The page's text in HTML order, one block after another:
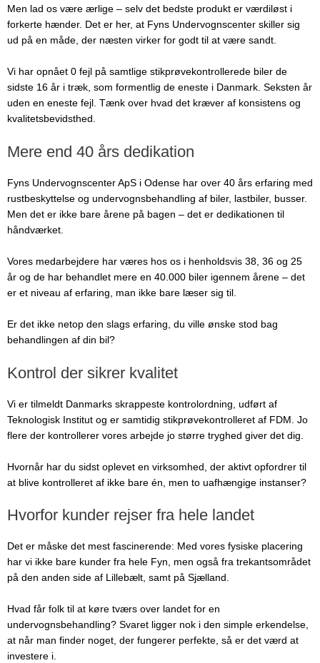
Men lad os være ærlige – selv det bedste produkt er værdiløst i
forkerte hænder. Det er her, at Fyns Undervognscenter skiller sig
ud på en måde, der næsten virker for godt til at være sandt.
Vi har opnået 0 fejl på samtlige stikprøvekontrollerede biler de
sidste 16 år i træk, som formentlig de eneste i Danmark. Seksten år
uden en eneste fejl. Tænk over hvad det kræver af konsistens og
kvalitetsbevidsthed.
Mere end 40 års dedikation
Fyns Undervognscenter ApS i Odense har over 40 års erfaring med
rustbeskyttelse og undervognsbehandling af biler, lastbiler, busser.
Men det er ikke bare årene på bagen – det er dedikationen til
håndværket.
Vores medarbejdere har væres hos os i henholdsvis 38, 36 og 25
år og de har behandlet mere en 40.000 biler igennem årene – det
er et niveau af erfaring, man ikke bare læser sig til.
Er det ikke netop den slags erfaring, du ville ønske stod bag
behandlingen af din bil?
Kontrol der sikrer kvalitet
Vi er tilmeldt Danmarks skrappeste kontrolordning, udført af
Teknologisk Institut og er samtidig stikprøvekontrolleret af FDM. Jo
flere der kontrollerer vores arbejde jo større tryghed giver det dig.
Hvornår har du sidst oplevet en virksomhed, der aktivt opfordrer til
at blive kontrolleret af ikke bare én, men to uafhængige instanser?
Hvorfor kunder rejser fra hele landet
Det er måske det mest fascinerende: Med vores fysiske placering
har vi ikke bare kunder fra hele Fyn, men også fra trekantsområdet
på den anden side af Lillebælt, samt på Sjælland.
Hvad får folk til at køre tværs over landet for en
undervognsbehandling? Svaret ligger nok i den simple erkendelse,
at når man finder noget, der fungerer perfekte, så er det værd at
investere i.